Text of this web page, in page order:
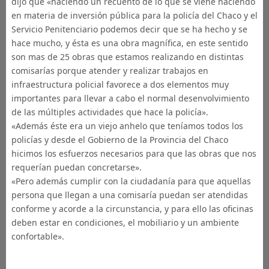
en materia de inversión pública para la policía del Chaco y el
Servicio Penitenciario podemos decir que se ha hecho y se
hace mucho, y ésta es una obra magnífica, en este sentido
son mas de 25 obras que estamos realizando en distintas
comisarías porque atender y realizar trabajos en
infraestructura policial favorece a dos elementos muy
importantes para llevar a cabo el normal desenvolvimiento
de las múltiples actividades que hace la policía».
«Además éste era un viejo anhelo que teníamos todos los
policías y desde el Gobierno de la Provincia del Chaco
hicimos los esfuerzos necesarios para que las obras que nos
requerían puedan concretarse».
«Pero además cumplir con la ciudadanía para que aquellas
persona que llegan a una comisaría puedan ser atendidas
conforme y acorde a la circunstancia, y para ello las oficinas
deben estar en condiciones, el mobiliario y un ambiente
confortable».